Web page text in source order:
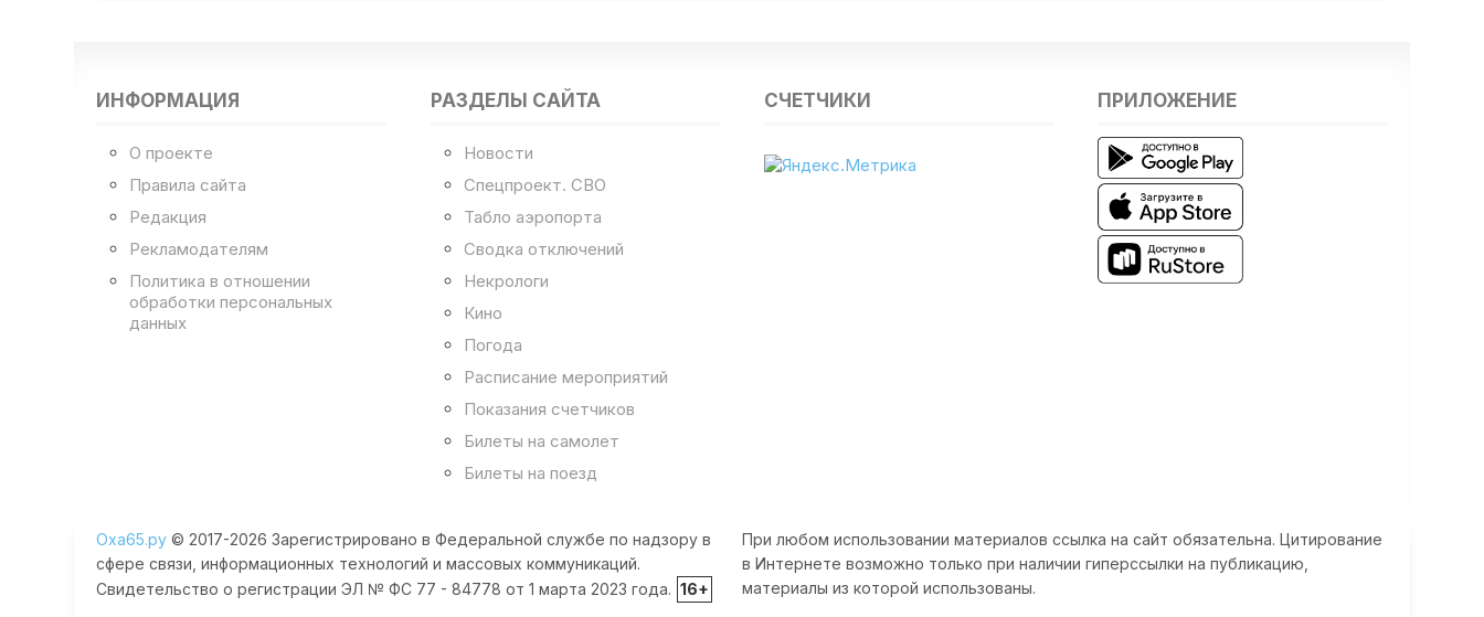
ИНФОРМАЦИЯ
О проекте
Правила сайта
Редакция
Рекламодателям
Политика в отношении
обработки персональных
данных
РАЗДЕЛЫ САЙТА
Новости
Спецпроект. СВО
Табло аэропорта
Сводка отключений
Некрологи
Кино
Погода
Расписание мероприятий
Показания счетчиков
Билеты на самолет
Билеты на поезд
СЧЕТЧИКИ ПРИЛОЖЕНИЕ
При любом использовании материалов ссылка на сайт обязательна. Цитирование
в Интернете возможно только при наличии гиперссылки на публикацию,
материалы из которой использованы.
Оха65.ру © 2017-2026 Зарегистрировано в Федеральной службе по надзору в
сфере связи, информационных технологий и массовых коммуникаций.
Свидетельство о регистрации ЭЛ № ФС 77 - 84778 от 1 марта 2023 года. 16+